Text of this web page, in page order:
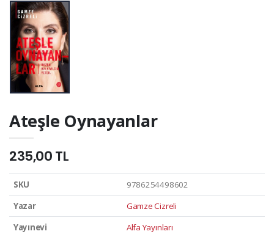
Ateşle Oynayanlar
235,00 TL
SKU
9786254498602
Yazar
Gamze Cizreli
Yayınevi
Alfa Yayınları